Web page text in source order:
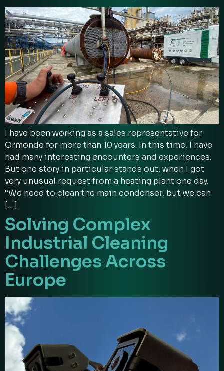
I have been working as a sales representative for
Ormonde for more than 10 years. In this time, I have
had many interesting encounters and experiences.
But one story in particular stands out, when I got
very unusual request from a heating plant one day.
“We need to clean the main condenser, but we can
[…]
Solving Complex
Industrial Cleaning
Challenges Across
Europe